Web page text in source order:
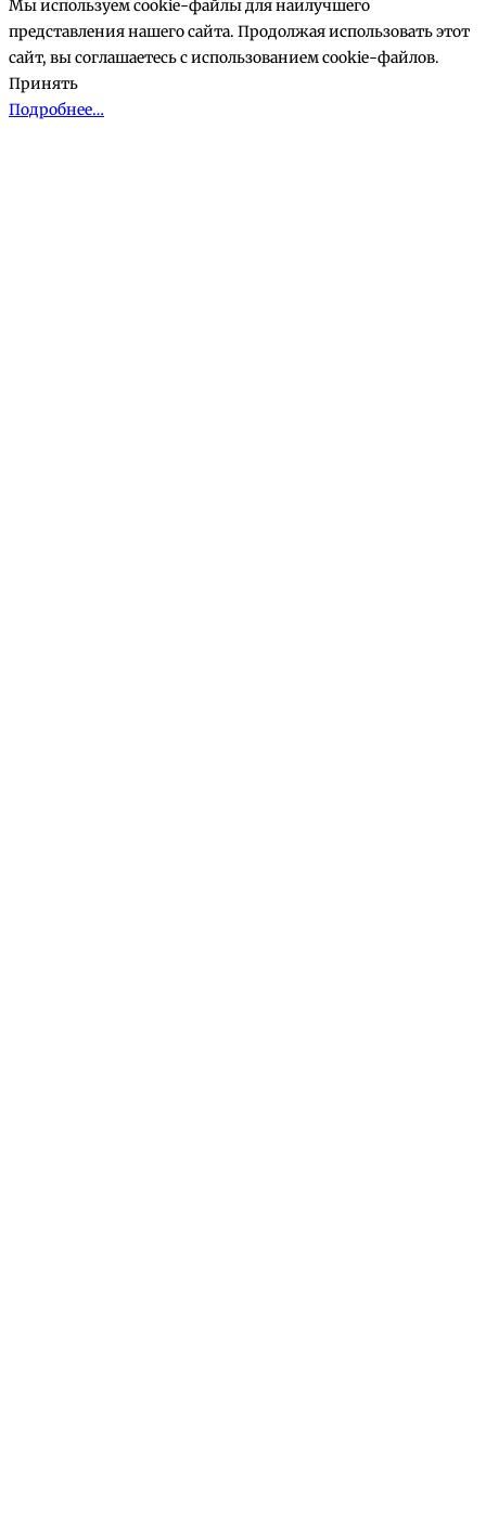
Мы используем cookie-файлы для наилучшего
представления нашего сайта. Продолжая использовать этот
сайт, вы соглашаетесь с использованием cookie-файлов.
Принять
Подробнее…